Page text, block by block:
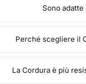
Sono
Perché scegliere il
La Cordura è più